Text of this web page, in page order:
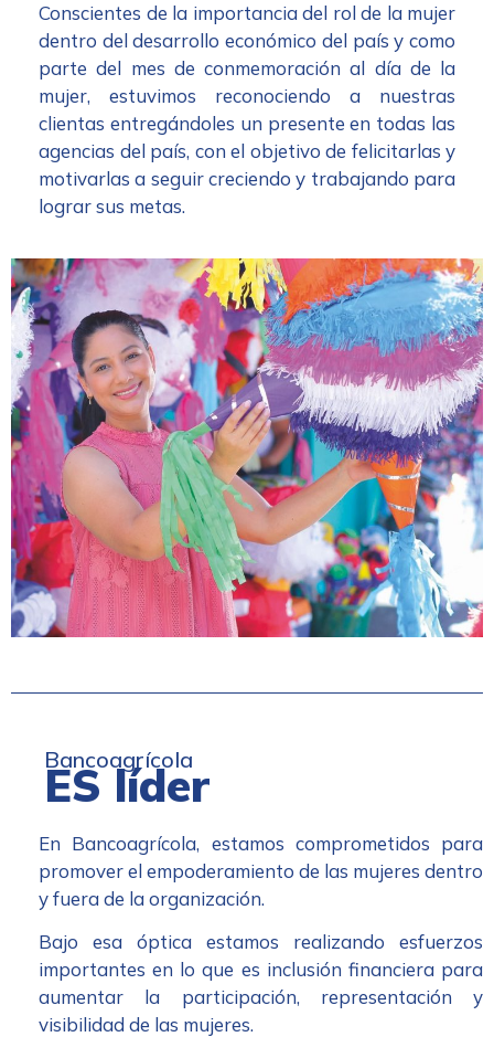
Conscientes de la importancia del rol de la mujer
dentro del desarrollo económico del país y como
parte del mes de conmemoración al día de la
mujer, estuvimos reconociendo a nuestras
clientas entregándoles un presente en todas las
agencias del país, con el objetivo de felicitarlas y
motivarlas a seguir creciendo y trabajando para
lograr sus metas.
Bancoagrícola
ES líder
En Bancoagrícola, estamos comprometidos para
promover el empoderamiento de las mujeres dentro
y fuera de la organización.
Bajo esa óptica estamos realizando esfuerzos
importantes en lo que es inclusión financiera para
aumentar la participación, representación y
visibilidad de las mujeres.